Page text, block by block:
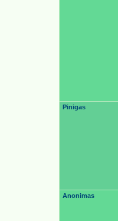
Pinigas
Anonimas